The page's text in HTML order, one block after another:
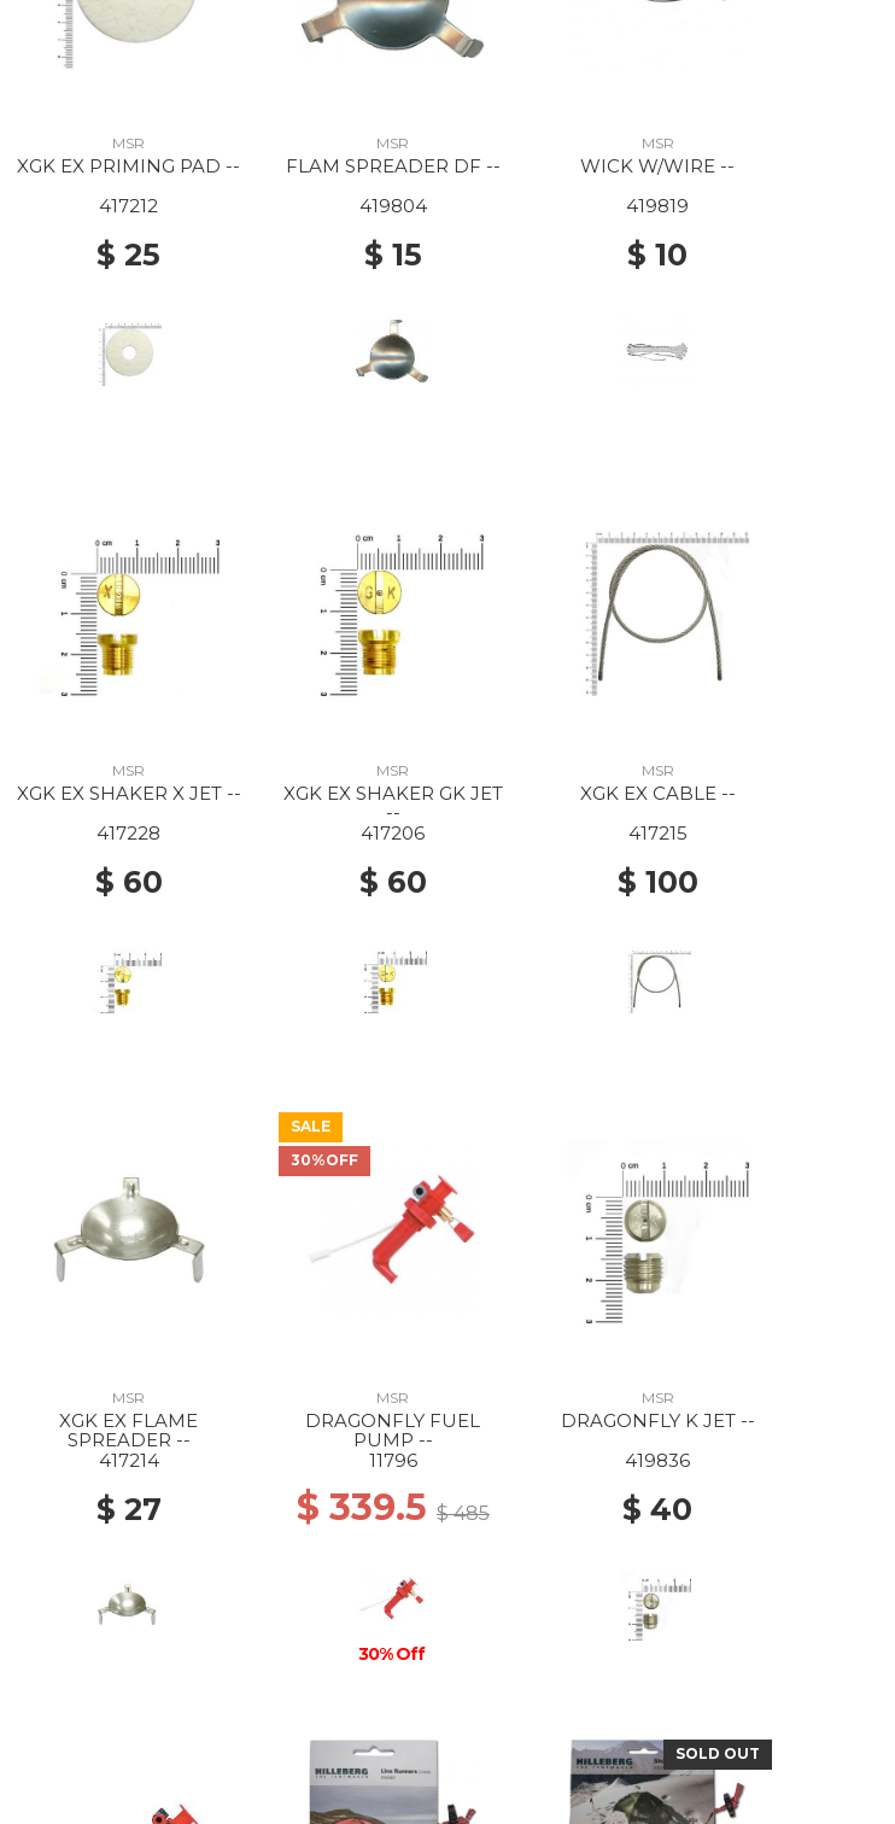
MSR
XGK EX PRIMING PAD --
417212
$ 25
MSR
FLAM SPREADER DF --
419804
$ 15
MSR
WICK W/WIRE --
419819
$ 10
MSR
XGK EX SHAKER X JET --
417228
$ 60
MSR
XGK EX SHAKER GK JET
--
417206
$ 60
MSR
XGK EX CABLE --
417215
$ 100
MSR
XGK EX FLAME
SPREADER --
417214
$ 27
SALE
30%OFF
MSR
DRAGONFLY FUEL
PUMP --
11796
$ 339.5 $ 485
30% Off
MSR
DRAGONFLY K JET --
419836
$ 40
SOLD OUT